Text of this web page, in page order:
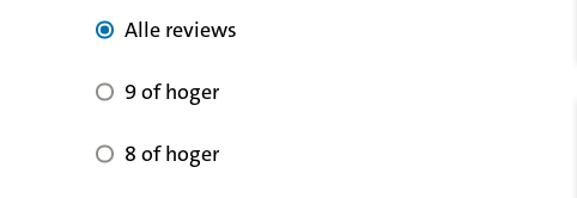
Alle reviews voor kwaliteit
Alle reviews
9 of hoger voor reviewscore
9 of hoger
8 of hoger voor reviewscore
8 of hoger